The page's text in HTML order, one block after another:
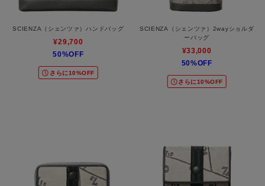
SCIENZA（シェンツァ）ハンドバッグ
¥29,700
50%OFF
さらに10%OFF
SCIENZA（シェンツァ）2wayショルダ
ーバッグ
¥33,000
50%OFF
さらに10%OFF